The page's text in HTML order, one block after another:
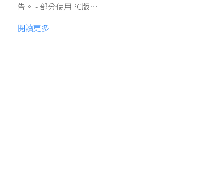
告。 - 部分使用PC版…
閱讀更多